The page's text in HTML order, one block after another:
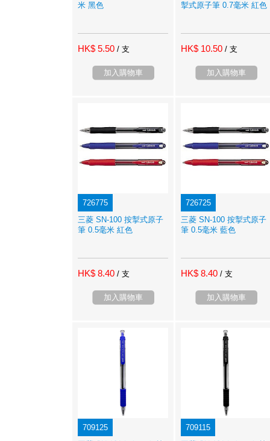
米 黑色
HK$ 5.50 / 支
加入購物車
掣式原子筆 0.7毫米 紅色
HK$ 10.50 / 支
加入購物車
726775
三菱 SN-100 按掣式原子
筆 0.5毫米 紅色
HK$ 8.40 / 支
加入購物車
726725
三菱 SN-100 按掣式原子
筆 0.5毫米 藍色
HK$ 8.40 / 支
加入購物車
709125
709115